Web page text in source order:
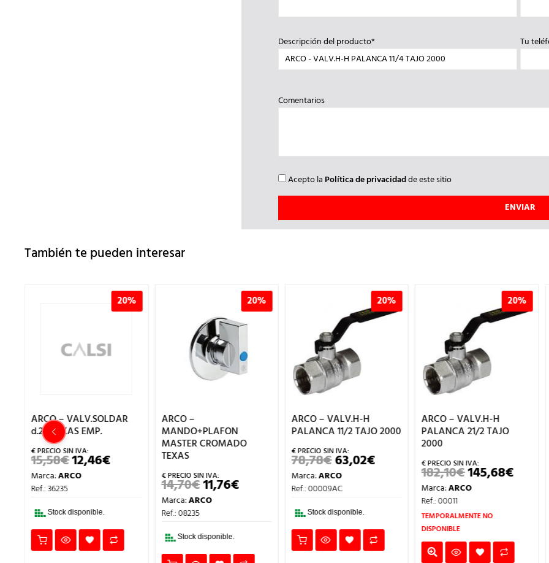
Descripción del producto* Tu
Comentarios
Acepto la Política de privacidadde este sitio
También te pueden interesar
20%
ARCO – VALV.SOLDAR
d.28 TEXAS EMP.
15,58€EL
PRECIO
ORIGINAL
12,46€EL
PRECIO
Marca:ARCO
Ref.: 36235
Stock disponible.
20%
ARCO –
MANDO+PLAFON
MASTER CROMADO
TEXAS
14,70€EL
PRECIO
ORIGINAL
11,76€EL
PRECIO
Marca:ARCO
Ref.: 08235
Stock disponible.
20%
ARCO – VALV.H-H
PALANCA 11/2 TAJO 2000
78,78€EL
PRECIO
ORIGINAL
ERA:
63,02€EL
PRECIO
Marca:ARCO
Ref.: 00009AC
Stock disponible.
20%
ARCO – VALV.H-H
PALANCA 21/2 TAJO
2000
182,10€EL
PRECIO
ORIGINAL
182,10€.
145,68€EL
Marca:ARCO
Ref.: 00011
TEMPORALMENTE NO
DISPONIBLE